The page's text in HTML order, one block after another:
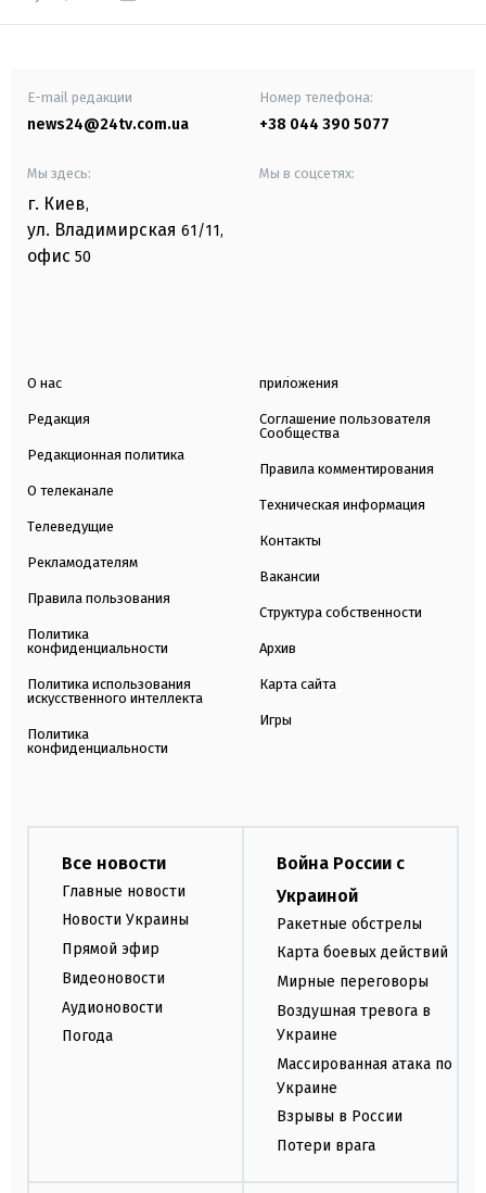
E-mail редакции
news24@24tv.com.ua
Номер телефона:
+38 044 390 5077
Мы здесь:
г. Киев,
ул. Владимирская 61/11,
офис 50
Мы в соцсетях:
О нас
Редакция
Редакционная политика
О телеканале
Телеведущие
Рекламодателям
Правила пользования
Политика
конфиденциальности
Политика использования
искусственного интеллекта
Политика
конфиденциальности
приложения
Соглашение пользователя
Сообщества
Правила комментирования
Техническая информация
Контакты
Вакансии
Структура собственности
Архив
Карта сайта
Игры
Все новости
Главные новости
Новости Украины
Прямой эфир
Видеоновости
Аудионовости
Погода
Война России с
Украиной
Ракетные обстрелы
Карта боевых действий
Мирные переговоры
Воздушная тревога в
Украине
Массированная атака по
Украине
Взрывы в России
Потери врага